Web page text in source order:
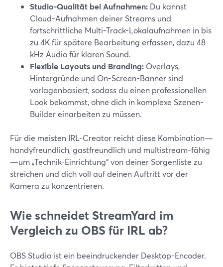
Studio-Qualität bei Aufnahmen: Du kannst
Cloud-Aufnahmen deiner Streams und
fortschrittliche Multi-Track-Lokalaufnahmen in bis
zu 4K für spätere Bearbeitung erfassen, dazu 48
kHz Audio für klaren Sound.
Flexible Layouts und Branding: Overlays,
Hintergründe und On-Screen-Banner sind
vorlagenbasiert, sodass du einen professionellen
Look bekommst, ohne dich in komplexe Szenen-
Builder einarbeiten zu müssen.
Für die meisten IRL-Creator reicht diese Kombination—
handyfreundlich, gastfreundlich und multistream-fähig
—um „Technik-Einrichtung“ von deiner Sorgenliste zu
streichen und dich voll auf deinen Auftritt vor der
Kamera zu konzentrieren.
Wie schneidet StreamYard im
Vergleich zu OBS für IRL ab?
OBS Studio ist ein beeindruckender Desktop-Encoder.